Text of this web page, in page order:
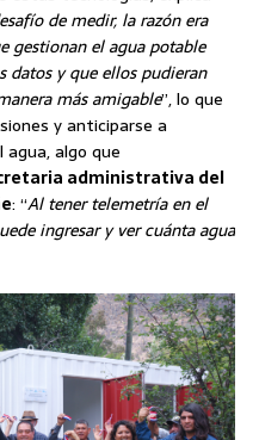
de medir, la razón era
gestionan el agua potable
datos y que ellos pudieran
más amigable”, lo que
y anticiparse a
algo que
administrativa del
: “Al tener telemetría en el
ingresar y ver cuánta agua